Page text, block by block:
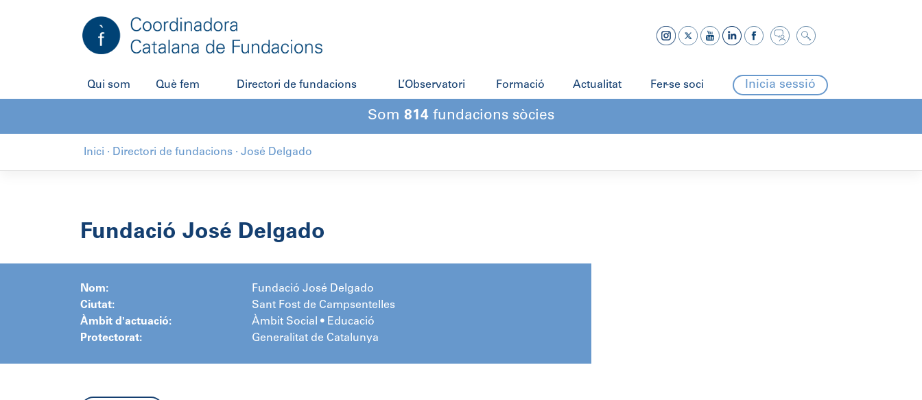
Qui som Què fem Directori de fundacions L’Observatori Formació Actualitat Fer-se soci Inicia sessió
Som 814 fundacions sòcies
Inici · Directori de fundacions · José Delgado
Fundació José Delgado
Nom:
Fundació José Delgado
Ciutat:
Sant Fost de Campsentelles
Àmbit d'actuació:
Àmbit Social • Educació
Protectorat:
Generalitat de Catalunya